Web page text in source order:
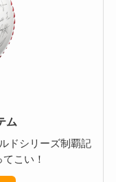
ム
ドシリーズ制覇記
こい！